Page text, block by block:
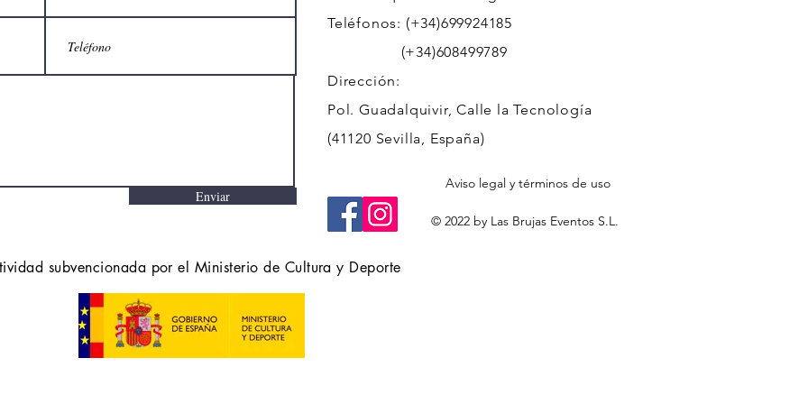
Enviar
Teléfonos: (+34)699924185
(+34)608499789
Dirección:
Pol. Guadalquivir, Calle la Tecnología
(41120 Sevilla, España)
Aviso legal y términos de uso
© 2022 by Las Brujas Eventos S.L.
subvencionada por el Ministerio de Cultura y Deporte